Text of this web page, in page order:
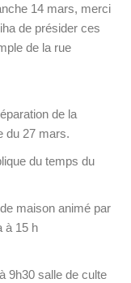
14 mars, merci
de présider ces
de la rue
de la
du 27 mars.
du temps du
maison animé par
à 15 h
9h30 salle de culte